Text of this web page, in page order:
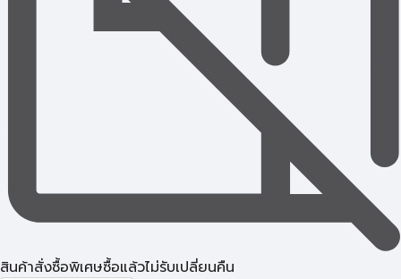
สินค้าสั่งซื้อพิเศษซื้อแล้วไม่รับเปลี่ยนคืน